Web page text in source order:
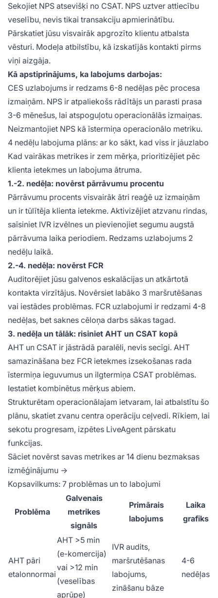
Sekojiet NPS atsevišķi no CSAT. NPS uztver attiecību
veselību, nevis tikai transakciju apmierinātību.
Pārskatiet jūsu visvairāk apgrozīto klientu atbalsta
vēsturi. Modeļa atbilstību, kā izskatījās kontakti pirms
viņi aizgāja.
Kā apstiprinājums, ka labojums darbojas:
CES uzlabojums ir redzams 6-8 nedēļas pēc procesa
izmaiņām. NPS ir atpaliekošs rādītājs un parasti prasa
3-6 mēnešus, lai atspoguļotu operacionālās izmaiņas.
Neizmantojiet NPS kā īstermiņa operacionālo metriku.
4 nedēļu labojuma plāns: ar ko sākt, kad viss ir jāuzlabo
Kad vairākas metrikes ir zem mērķa, prioritizējiet pēc
klienta ietekmes un labojuma ātruma.
1.-2. nedēļa: novērst pārrāvumu procentu
Pārrāvumu procents visvairāk ātri reaģē uz izmaiņām
un ir tūlītēja klienta ietekme. Aktivizējiet atzvanu rindas,
saīsiniet IVR izvēlnes un pievienojiet segumu augstā
pārrāvuma laika periodiem. Redzams uzlabojums 2
nedēļu laikā.
2.-4. nedēļa: novērst FCR
Auditorējiet jūsu galvenos eskalācijas un atkārtotā
kontakta virzītājus. Novērsiet labāko 3 maršrutēšanas
vai iestādes problēmas. FCR uzlabojumi ir redzami 4-8
nedēļas, bet saknes cēloņa darbs sākas tagad.
3. nedēļa un tālāk: risiniet AHT un CSAT kopā
AHT un CSAT ir jāstrādā paralēli, nevis secīgi. AHT
samazināšana bez FCR ietekmes izsekošanas rada
īstermiņa ieguvumus un ilgtermiņa CSAT problēmas.
Iestatiet kombinētus mērķus abiem.
Strukturētam operacionālajam ietvaram, lai atbalstītu šo
plānu, skatiet zvanu centra operāciju ceļvedi. Rīkiem, lai
sekotu progresam, izpētes LiveAgent pārskatu
funkcijas.
Sāciet novērst savas metrikes ar 14 dienu bezmaksas
izmēģinājumu →
Kopsavilkums: 7 problēmas un to labojumi
Problēma
Galvenais
metrikes
signāls
Primārais
labojums
Laika
grafiks
AHT pāri
etalonnormai
AHT >5 min
(e-komercija)
vai >12 min
(veselības
aprūpe)
IVR audits,
maršrutēšanas
labojums,
zināšanu bāze
4-6
nedēļas